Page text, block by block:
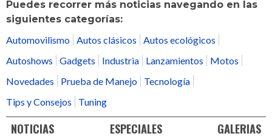
Puedes recorrer más noticias navegando en las
siguientes categorías:
Automovilismo
Autos clásicos
Autos ecológicos
Autoshows
Gadgets Industria Lanzamientos
Motos
Novedades
Prueba de Manejo
Tecnología
Tips y Consejos
Tuning
NOTICIAS ESPECIALES GALERIAS